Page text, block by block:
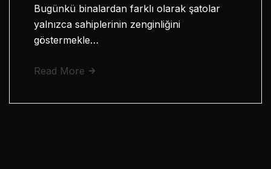
Bugünkü binalardan farklı olarak şatolar
yalnızca sahiplerinin zenginliğini
göstermekle…
Read More